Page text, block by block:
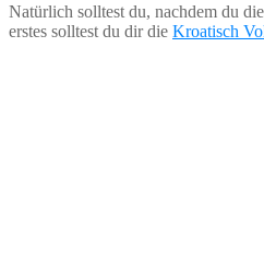
Natürlich solltest du, nachdem du
erstes solltest du dir die Kroatisch